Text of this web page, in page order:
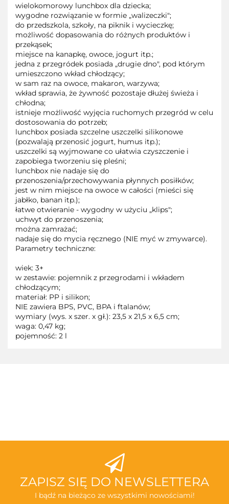
wielokomorowy lunchbox dla dziecka;
wygodne rozwiązanie w formie „walizeczki";
do przedszkola, szkoły, na piknik i wycieczkę;
możliwość dopasowania do różnych produktów i
przekąsek;
miejsce na kanapkę, owoce, jogurt itp.;
jedna z przegródek posiada „drugie dno", pod którym
umieszczono wkład chłodzący;
w sam raz na owoce, makaron, warzywa;
wkład sprawia, że żywność pozostaje dłużej świeża i
chłodna;
istnieje możliwość wyjęcia ruchomych przegród w celu
dostosowania do potrzeb;
lunchbox posiada szczelne uszczelki silikonowe
(pozwalają przenosić jogurt, humus itp.);
uszczelki są wyjmowane co ułatwia czyszczenie i
zapobiega tworzeniu się pleśni;
lunchbox nie nadaje się do
przenoszenia/przechowywania płynnych posiłków;
jest w nim miejsce na owoce w całości (mieści się
jabłko, banan itp.);
łatwe otwieranie - wygodny w użyciu „klips";
uchwyt do przenoszenia;
można zamrażać;
nadaje się do mycia ręcznego (NIE myć w zmywarce).
Parametry techniczne:
wiek: 3+
w zestawie: pojemnik z przegrodami i wkładem
chłodzącym;
materiał: PP i silikon;
NIE zawiera BPS, PVC, BPA i ftalanów;
wymiary (wys. x szer. x gł.): 23,5 x 21,5 x 6,5 cm;
waga: 0,47 kg;
pojemność: 2 l
ABAKUS
ZAPISZ SIĘ DO NEWSLETTERA
I bądź na bieżąco ze wszystkimi nowościami!